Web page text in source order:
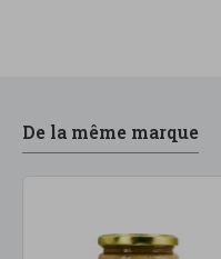
De la même marque